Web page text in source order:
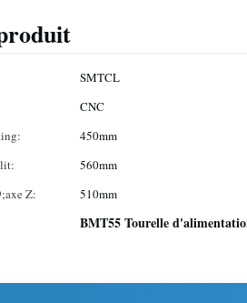
SMTCL
CNC
450mm
560mm
Z:
510mm
BMT55 Tourelle